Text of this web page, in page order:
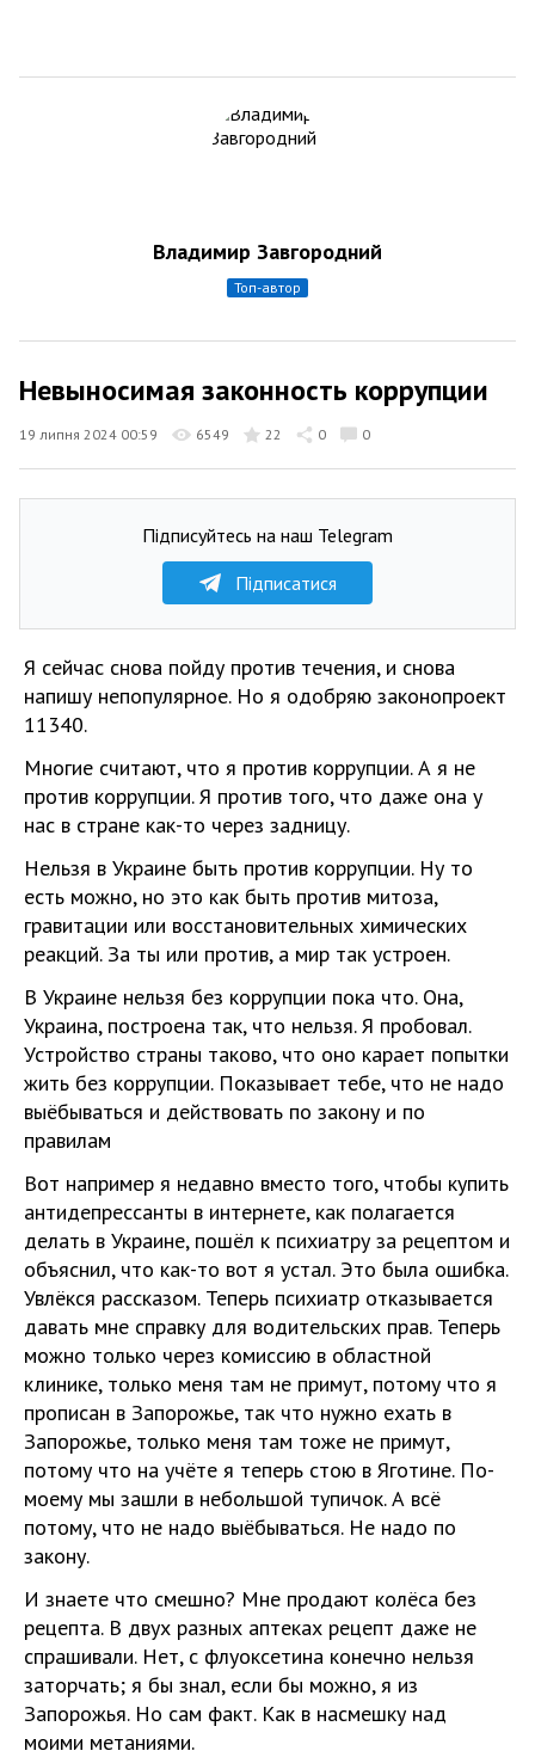
Владимир Завгородний
топ-автор
Невыносимая законность коррупции
19 липня 2024 00:59 6549 22 0 0
Підписуйтесь на наш Telegram
Підписатися
Я сейчас снова пойду против течения, и снова
напишу непопулярное. Но я одобряю законопроект
11340.
Многие считают, что я против коррупции. А я не
против коррупции. Я против того, что даже она у
нас в стране как-то через задницу.
Нельзя в Украине быть против коррупции. Ну то
есть можно, но это как быть против митоза,
гравитации или восстановительных химических
реакций. За ты или против, а мир так устроен.
В Украине нельзя без коррупции пока что. Она,
Украина, построена так, что нельзя. Я пробовал.
Устройство страны таково, что оно карает попытки
жить без коррупции. Показывает тебе, что не надо
выёбываться и действовать по закону и по
правилам
Вот например я недавно вместо того, чтобы купить
антидепрессанты в интернете, как полагается
делать в Украине, пошёл к психиатру за рецептом и
объяснил, что как-то вот я устал. Это была ошибка.
Увлёкся рассказом. Теперь психиатр отказывается
давать мне справку для водительских прав. Теперь
можно только через комиссию в областной
клинике, только меня там не примут, потому что я
прописан в Запорожье, так что нужно ехать в
Запорожье, только меня там тоже не примут,
потому что на учёте я теперь стою в Яготине. По-
моему мы зашли в небольшой тупичок. А всё
потому, что не надо выёбываться. Не надо по
закону.
И знаете что смешно? Мне продают колёса без
рецепта. В двух разных аптеках рецепт даже не
спрашивали. Нет, с флуоксетина конечно нельзя
заторчать; я бы знал, если бы можно, я из
Запорожья. Но сам факт. Как в насмешку над
моими метаниями.